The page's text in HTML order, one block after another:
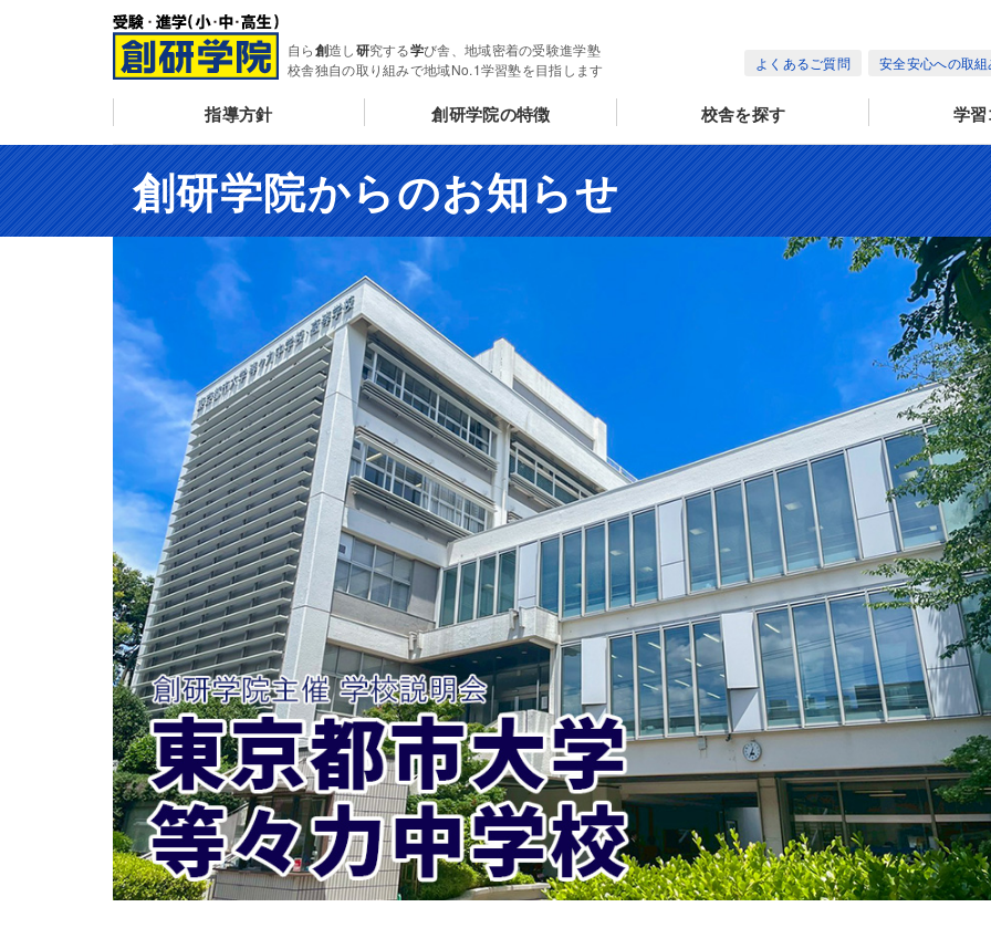
自ら創造し研究する学び舎、地域密着の受験進学塾
校舎独自の取り組みで地域No.1学習塾を目指します
よくあるご質問 安全安心への取
指導方針 創研学院の特徴 校舎を探す 学
創研学院からのお知らせ